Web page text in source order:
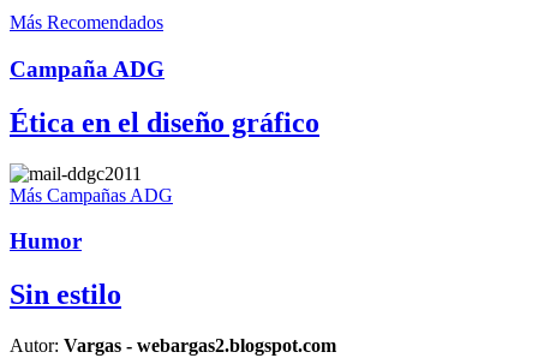
Más Recomendados
Campaña ADG
Ética en el diseño gráfico
Más Campañas ADG
Humor
Sin estilo
Autor: Vargas - webargas2.blogspot.com